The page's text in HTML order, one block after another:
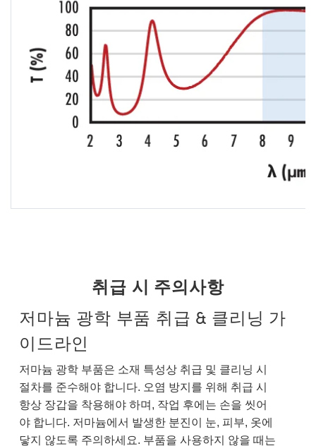
취급 시 주의사항
저마늄 광학 부품 취급 & 클리닝 가
이드라인
저마늄 광학 부품은 소재 특성상 취급 및 클리닝 시
절차를 준수해야 합니다. 오염 방지를 위해 취급 시
항상 장갑을 착용해야 하며, 작업 후에는 손을 씻어
야 합니다. 저마늄에서 발생한 분진이 눈, 피부, 옷에
닿지 않도록 주의하세요. 부품을 사용하지 않을 때는